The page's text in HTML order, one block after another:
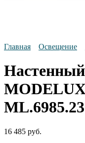
Главная Освещение
16 485 руб.